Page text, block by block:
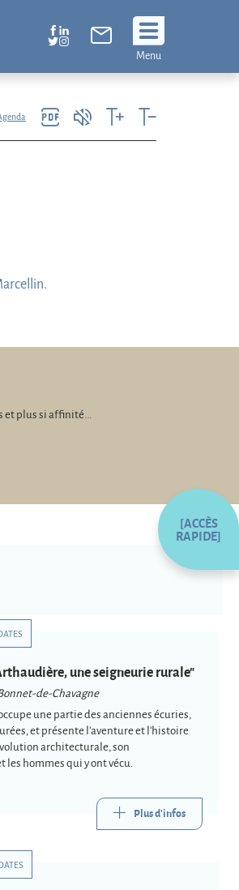
Suivez
!
Menu
[ACCÈS
RAPIDE]
et plus si affinité...
une seigneurie rurale"
de-Chavagne
une partie des anciennes écuries,
et présente l'aventure et l'histoire
architecturale, son
hommes qui y ont vécu.
Plus d'infos